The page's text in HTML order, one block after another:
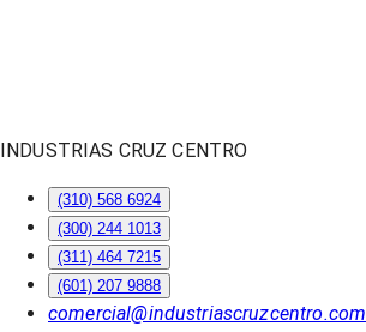
INDUSTRIAS CRUZ CENTRO
(310) 568 6924
(300) 244 1013
(311) 464 7215
(601) 207 9888
comercial@industriascruzcentro.com